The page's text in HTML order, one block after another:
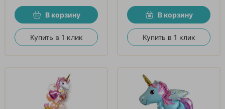
В корзину
Купить в 1 клик
В корзину
Купить в 1 клик